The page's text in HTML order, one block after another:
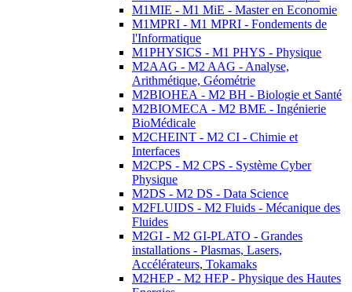
M1MIE - M1 MiE - Master en Economie
M1MPRI - M1 MPRI - Fondements de
l'Informatique
M1PHYSICS - M1 PHYS - Physique
M2AAG - M2 AAG - Analyse,
Arithmétique, Géométrie
M2BIOHEA - M2 BH - Biologie et Santé
M2BIOMECA - M2 BME - Ingénierie
BioMédicale
M2CHEINT - M2 CI - Chimie et
Interfaces
M2CPS - M2 CPS - Système Cyber
Physique
M2DS - M2 DS - Data Science
M2FLUIDS - M2 Fluids - Mécanique des
Fluides
M2GI - M2 GI-PLATO - Grandes
installations - Plasmas, Lasers,
Accélérateurs, Tokamaks
M2HEP - M2 HEP - Physique des Hautes